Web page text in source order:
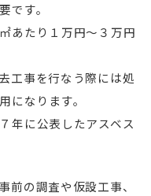
です。
あたり１万円～３万円
工事を行なう際には処
になります。
年に公表したアスベス
前の調査や仮設工事、